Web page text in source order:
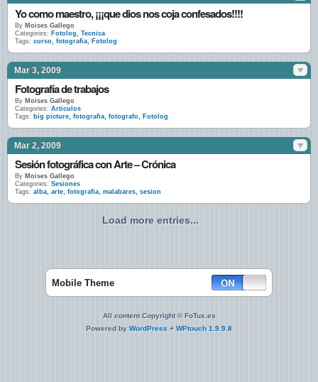
Yo como maestro, ¡¡¡que dios nos coja confesados!!!!
By Moises Gallego
Categories: Fotolog, Tecnica
Tags: curso, fotografia, Fotolog
Mar 3, 2009
Fotografía de trabajos
By Moises Gallego
Categories: Articulos
Tags: big picture, fotografia, fotografo, Fotolog
Mar 2, 2009
Sesión fotográfica con Arte – Crónica
By Moises Gallego
Categories: Sesiones
Tags: alba, arte, fotografia, malabares, sesion
Load more entries...
Mobile Theme
All content Copyright © FoTux.es
Powered by WordPress + WPtouch 1.9.9.8